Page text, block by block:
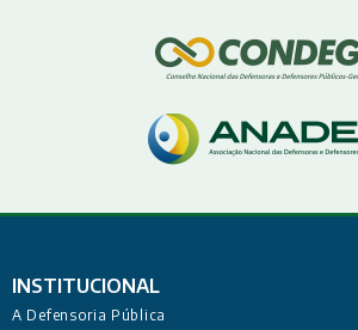
INSTITUCIONAL
A Defensoria Pública